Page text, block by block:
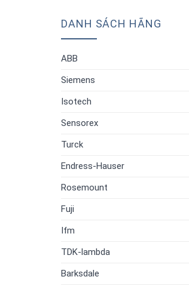
DANH SÁCH HÃNG
ABB
Siemens
Isotech
Sensorex
Turck
Endress-Hauser
Rosemount
Fuji
Ifm
TDK-lambda
Barksdale